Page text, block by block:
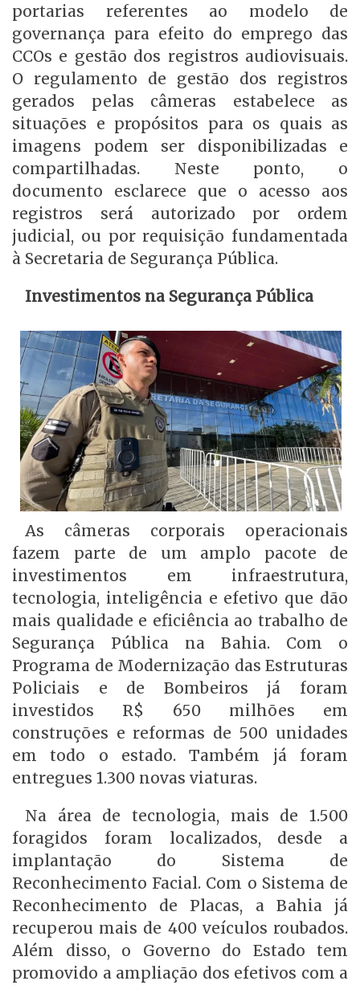
portarias referentes ao modelo de
governança para efeito do emprego das
CCOs e gestão dos registros audiovisuais.
O regulamento de gestão dos registros
gerados pelas câmeras estabelece as
situações e propósitos para os quais as
imagens podem ser disponibilizadas e
compartilhadas. Neste ponto, o
documento esclarece que o acesso aos
registros será autorizado por ordem
judicial, ou por requisição fundamentada
à Secretaria de Segurança Pública.
Investimentos na Segurança Pública
As câmeras corporais operacionais
fazem parte de um amplo pacote de
investimentos em infraestrutura,
tecnologia, inteligência e efetivo que dão
mais qualidade e eficiência ao trabalho de
Segurança Pública na Bahia. Com o
Programa de Modernização das Estruturas
Policiais e de Bombeiros já foram
investidos R$ 650 milhões em
construções e reformas de 500 unidades
em todo o estado. Também já foram
entregues 1.300 novas viaturas.
Na área de tecnologia, mais de 1.500
foragidos foram localizados, desde a
implantação do Sistema de
Reconhecimento Facial. Com o Sistema de
Reconhecimento de Placas, a Bahia já
recuperou mais de 400 veículos roubados.
Além disso, o Governo do Estado tem
promovido a ampliação dos efetivos com a